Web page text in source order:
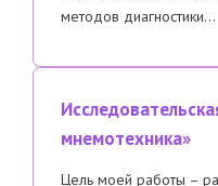
методов диагностики…
мнемотехника»
Цель моей работы –